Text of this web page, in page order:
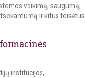
veikimą, saugumą,
ir kitus teisėtus
institucijos,